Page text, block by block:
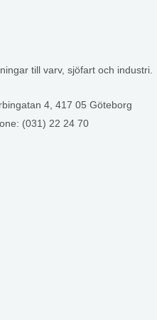
till varv, sjöfart och industri.
4, 417 05 Göteborg
(031) 22 24 70